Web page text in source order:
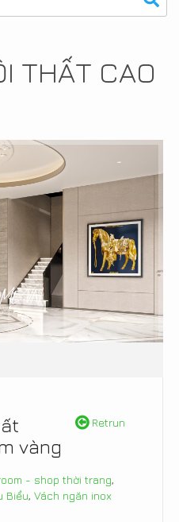
THẤT CAO
Retrun
vàng
- shop thời trang,
Biểu, Vách ngăn inox